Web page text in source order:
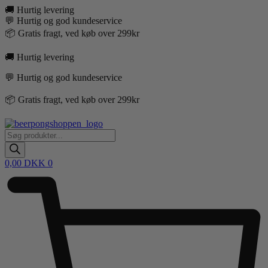
Videre
til
indhold
🚚 Hurtig levering
💬 Hurtig og god kundeservice
📦 Gratis fragt, ved køb over 299kr
🚚 Hurtig levering
💬 Hurtig og god kundeservice
📦 Gratis fragt, ved køb over 299kr
Products
search
0,00 DKK 0